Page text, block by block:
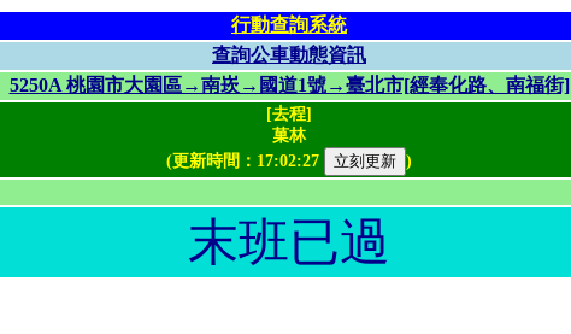
行動查詢系統
查詢公車動態資訊
5250A 桃園市大園區→南崁→國道1號→臺北市[經奉化路、南福街]
[去程]
菓林
(更新時間： 17:02:27 )
末班已過